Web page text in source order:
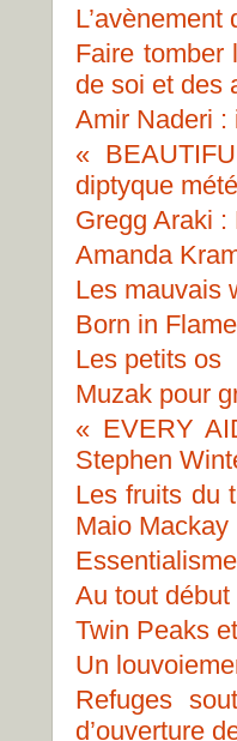
L’avènement
Faire tomber
de soi et des
Amir Naderi :
«
diptyque
Gregg Araki
Amanda
Les mauvais
Born in
Les petits os
Muzak pour
« EVERY
Stephen
Les fruits du
Maio Mackay
Au tout début
Twin Peaks
Un
Refuges
d’ouverture